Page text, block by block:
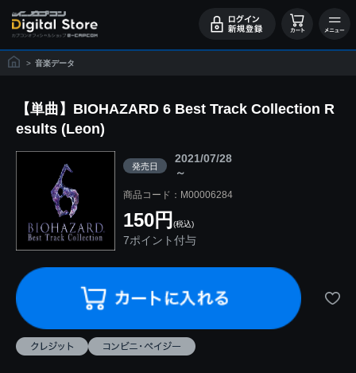
> 音楽データ
【単曲】BIOHAZARD 6 Best Track Collection R
esults (Leon)
発売日
2021/07/28
～
商品コード：M00006284
150円 (税込)
7ポイント付与